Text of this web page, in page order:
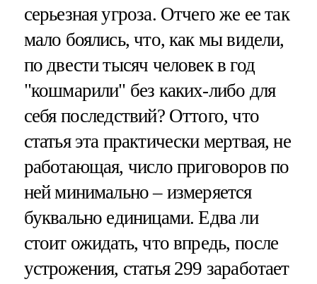
серьезная угроза. Отчего же ее так
мало боялись, что, как мы видели,
по двести тысяч человек в год
"кошмарили" без каких-либо для
себя последствий? Оттого, что
статья эта практически мертвая, не
работающая, число приговоров по
ней минимально – измеряется
буквально единицами. Едва ли
стоит ожидать, что впредь, после
устрожения, статья 299 заработает